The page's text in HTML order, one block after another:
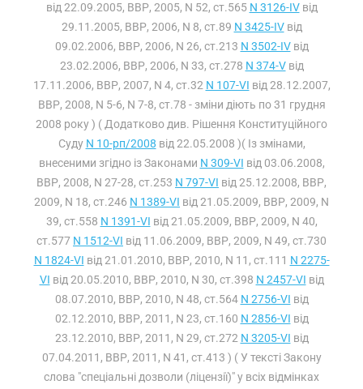
від 22.09.2005, ВВР, 2005, N 52, ст.565 N 3126-IVвід
29.11.2005, ВВР, 2006, N 8, ст.89 N 3425-IVвід
09.02.2006, ВВР, 2006, N 26, ст.213 N 3502-IVвід
23.02.2006, ВВР, 2006, N 33, ст.278 N 374-Vвід
17.11.2006, ВВР, 2007, N 4, ст.32 N 107-VI від 28.12.2007,
ВВР, 2008, N 5-6, N 7-8, ст.78 - зміни діють по 31 грудня
2008 року ) ( Додатково див. Рішення Конституційного
Суду N 10-рп/2008 від 22.05.2008 )( Із змінами,
внесеними згідно із Законами N 309-VI від 03.06.2008,
ВВР, 2008, N 27-28, ст.253 N 797-VI від 25.12.2008, ВВР,
2009, N 18, ст.246 N 1389-VI від 21.05.2009, ВВР, 2009, N
39, ст.558 N 1391-VI від 21.05.2009, ВВР, 2009, N 40,
ст.577 N 1512-VI від 11.06.2009, ВВР, 2009, N 49, ст.730
N 1824-VI від 21.01.2010, ВВР, 2010, N 11, ст.111 N 2275-
VI від 20.05.2010, ВВР, 2010, N 30, ст.398 N 2457-VI від
08.07.2010, ВВР, 2010, N 48, ст.564 N 2756-VI від
02.12.2010, ВВР, 2011, N 23, ст.160 N 2856-VI від
23.12.2010, ВВР, 2011, N 29, ст.272 N 3205-VI від
07.04.2011, ВВР, 2011, N 41, ст.413 ) ( У тексті Закону
слова "спеціальні дозволи (ліцензії)" у всіх відмінках